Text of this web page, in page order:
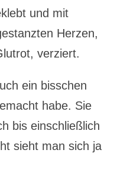
und mit
Herzen,
verziert.
ein bisschen
habe. Sie
bis einschließlich
sieht man sich ja